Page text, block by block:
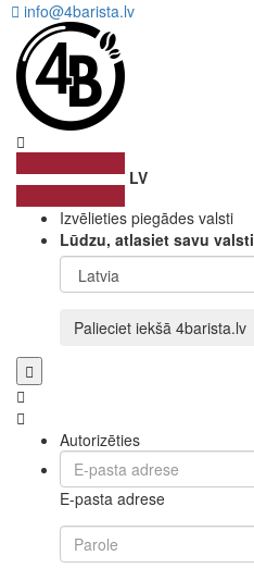
info@4barista.lv
LV
Izvēlieties piegādes valsti
Lūdzu, atlasiet savu valsti
Palieciet iekšā 4barista.lv
Autorizēties
E-pasta adrese